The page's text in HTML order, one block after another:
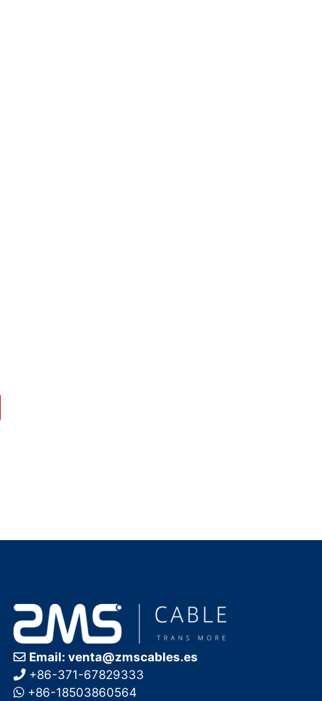
Email: venta@zmscables.es
+86-371-67829333
+86-18503860564